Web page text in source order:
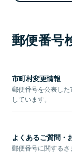
郵便番号
市町村変更情報
郵便番号を公表し
しています。
よくあるご質問・
郵便番号に関するさ